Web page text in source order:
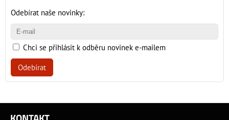
Odebírat naše novinky:
Chci se přihlásit k odběru novinek e-mailem
Odebírat